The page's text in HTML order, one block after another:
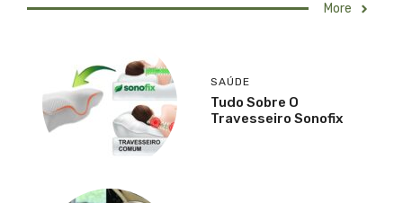
More
SAÚDE
Tudo Sobre O
Travesseiro Sonofix